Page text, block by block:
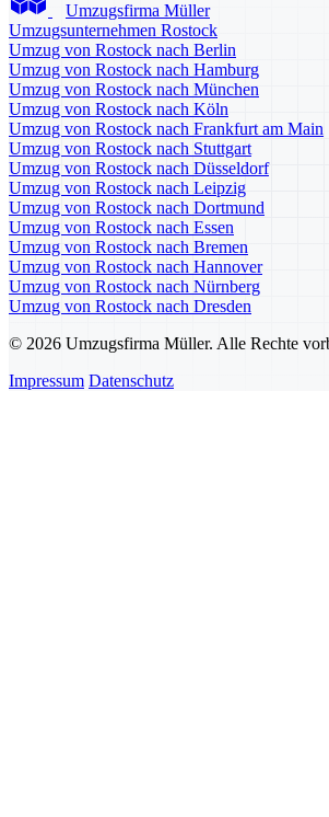
Umzugsfirma Müller
Umzugsunternehmen Rostock
Umzug von Rostock nach Berlin
Umzug von Rostock nach Hamburg
Umzug von Rostock nach München
Umzug von Rostock nach Köln
Umzug von Rostock nach Frankfurt am Main
Umzug von Rostock nach Stuttgart
Umzug von Rostock nach Düsseldorf
Umzug von Rostock nach Leipzig
Umzug von Rostock nach Dortmund
Umzug von Rostock nach Essen
Umzug von Rostock nach Bremen
Umzug von Rostock nach Hannover
Umzug von Rostock nach Nürnberg
Umzug von Rostock nach Dresden
© 2026 Umzugsfirma Müller. Alle Rechte
Impressum Datenschutz